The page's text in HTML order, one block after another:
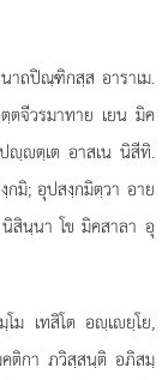
าถปิณฺฑิกสฺส อาราเม.
จีวรมาทาย เยน มิค
ฺตฺเต อาสเน นิสีทิ.
กมิ; อุปสงฺกมิตฺวา อาย
นิสินฺนาโข มิคสาลา อุ
ม เทสิโต อฺเยฺโย,
ติกา ภวิสฺสนฺติ อภิสมฺ